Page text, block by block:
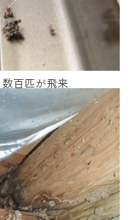
百匹が飛来